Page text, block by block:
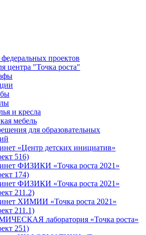
проектов
центра "Точка роста"
и кресла
мебель
для образовательных
«Центр детских инициатив»
516)
ФИЗИКИ «Точка роста 2021»
174)
ФИЗИКИ «Точка роста 2021»
211.2)
ХИМИИ «Точка роста 2021»
211.1)
лаборатория «Точка роста»
251)